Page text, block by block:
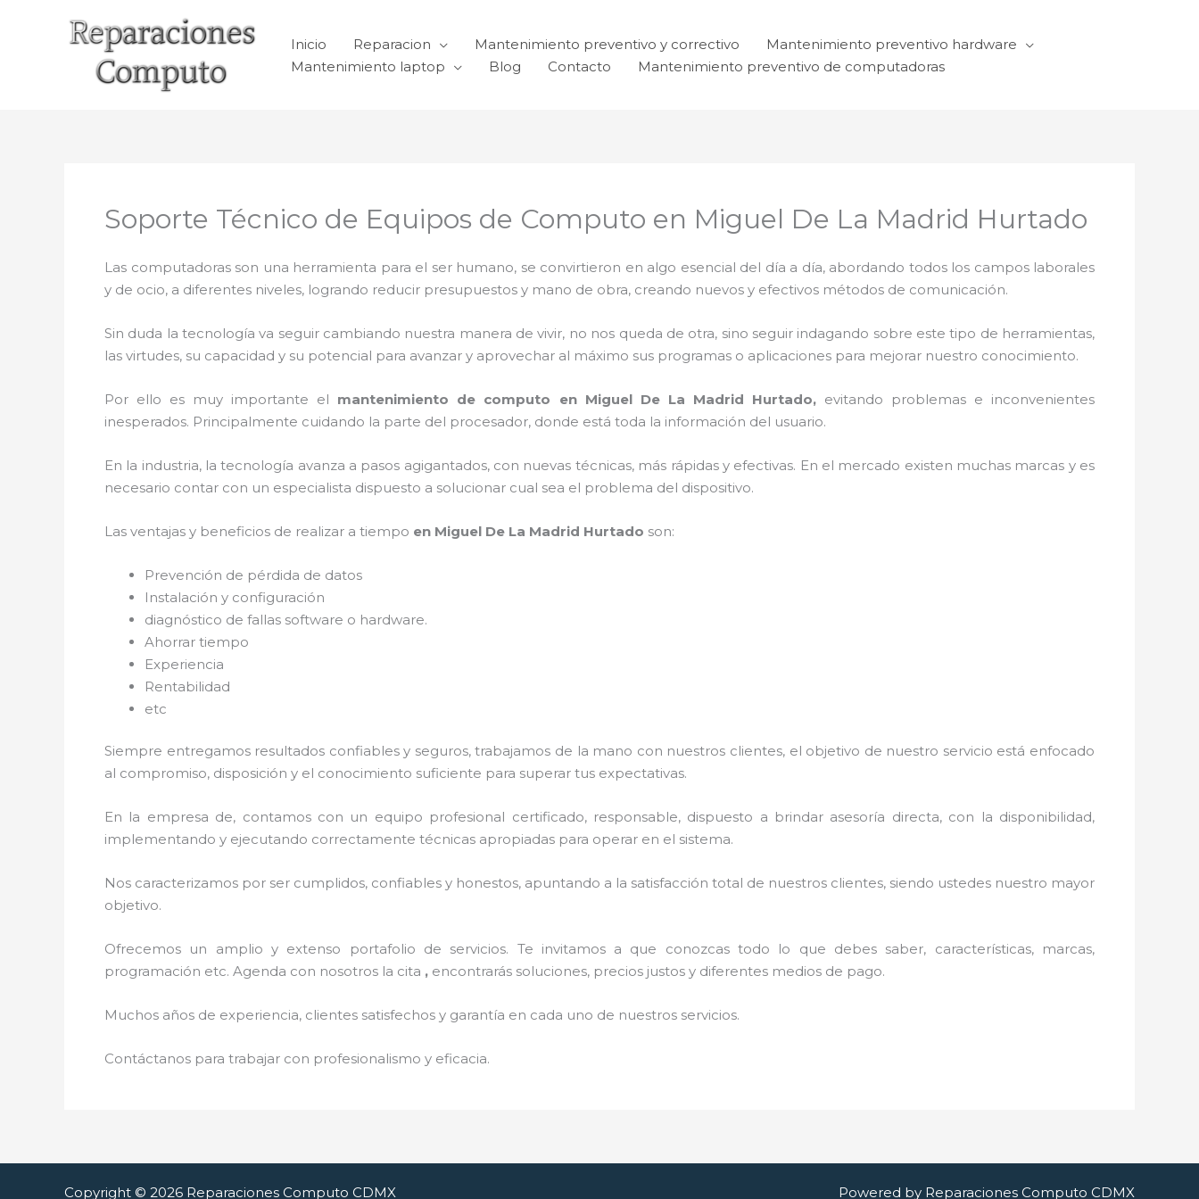
Inicio Reparacion Mantenimiento preventivo y correctivo
Mantenimiento preventivo hardware
Mantenimiento laptop
Blog Contacto Mantenimiento preventivo de computadoras
Soporte Técnico de Equipos de Computo en Miguel De La Madrid Hurtado
Las computadoras son una herramienta para el ser humano, se convirtieron en algo esencial del día a día, abordando todos los campos laborales
y de ocio, a diferentes niveles, logrando reducir presupuestos y mano de obra, creando nuevos y efectivos métodos de comunicación.
Sin duda la tecnología va seguir cambiando nuestra manera de vivir, no nos queda de otra, sino seguir indagando sobre este tipo de herramientas,
las virtudes, su capacidad y su potencial para avanzar y aprovechar al máximo sus programas o aplicaciones para mejorar nuestro conocimiento.
Por ello es muy importante el mantenimiento de computo en Miguel De La Madrid Hurtado, evitando problemas e inconvenientes
inesperados. Principalmente cuidando la parte del procesador, donde está toda la información del usuario.
En la industria, la tecnología avanza a pasos agigantados, con nuevas técnicas, más rápidas y efectivas. En el mercado existen muchas marcas y es
necesario contar con un especialista dispuesto a solucionar cual sea el problema del dispositivo.
Las ventajas y beneficios de realizar a tiempo en Miguel De La Madrid Hurtado son:
Prevención de pérdida de datos
Instalación y configuración
diagnóstico de fallas software o hardware.
Ahorrar tiempo
Experiencia
Rentabilidad
etc
Siempre entregamos resultados confiables y seguros, trabajamos de la mano con nuestros clientes, el objetivo de nuestro servicio está enfocado
al compromiso, disposición y el conocimiento suficiente para superar tus expectativas.
En la empresa de, contamos con un equipo profesional certificado, responsable, dispuesto a brindar asesoría directa, con la disponibilidad,
implementando y ejecutando correctamente técnicas apropiadas para operar en el sistema.
Nos caracterizamos por ser cumplidos, confiables y honestos, apuntando a la satisfacción total de nuestros clientes, siendo ustedes nuestro mayor
objetivo.
Ofrecemos un amplio y extenso portafolio de servicios. Te invitamos a que conozcas todo lo que debes saber, características, marcas,
programación etc. Agenda con nosotros la cita , encontrarás soluciones, precios justos y diferentes medios de pago.
Muchos años de experiencia, clientes satisfechos y garantía en cada uno de nuestros servicios.
Contáctanos para trabajar con profesionalismo y eficacia.
Copyright © 2026 Reparaciones Computo CDMX Powered by Reparaciones Computo CDMX